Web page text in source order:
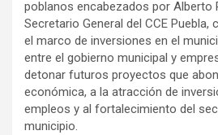
poblanos encabezados por Alberto
Secretario General del CCE
el marco de inversiones en el
entre el gobierno municipal y
detonar futuros proyectos que
económica, a la atracción de
empleos y al fortalecimiento del
municipio.